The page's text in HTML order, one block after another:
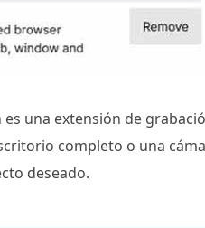
es una extensión de
completo o una
deseado.